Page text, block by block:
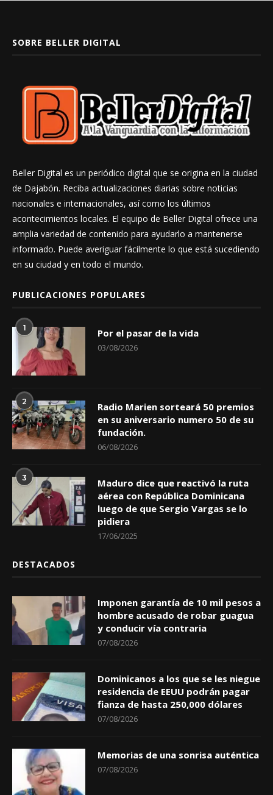
SOBRE BELLER DIGITAL
Beller Digital es un periódico digital que se origina en la ciudad
de Dajabón. Reciba actualizaciones diarias sobre noticias
nacionales e internacionales, así como los últimos
acontecimientos locales. El equipo de Beller Digital ofrece una
amplia variedad de contenido para ayudarlo a mantenerse
informado. Puede averiguar fácilmente lo que está sucediendo
en su ciudad y en todo el mundo.
PUBLICACIONES POPULARES
1 Por el pasar de la vida
03/08/2026
2
Radio Marien sorteará 50 premios
en su aniversario numero 50 de su
fundación.
06/08/2026
3
Maduro dice que reactivó la ruta
aérea con República Dominicana
luego de que Sergio Vargas se lo
pidiera
17/06/2025
DESTACADOS
Imponen garantía de 10 mil pesos a
hombre acusado de robar guagua
y conducir vía contraria
07/08/2026
Dominicanos a los que se les niegue
residencia de EEUU podrán pagar
fianza de hasta 250,000 dólares
07/08/2026
Memorias de una sonrisa auténtica
07/08/2026